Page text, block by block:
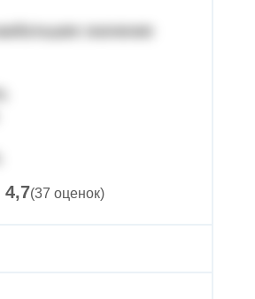
значение
4,7(37 оценок)